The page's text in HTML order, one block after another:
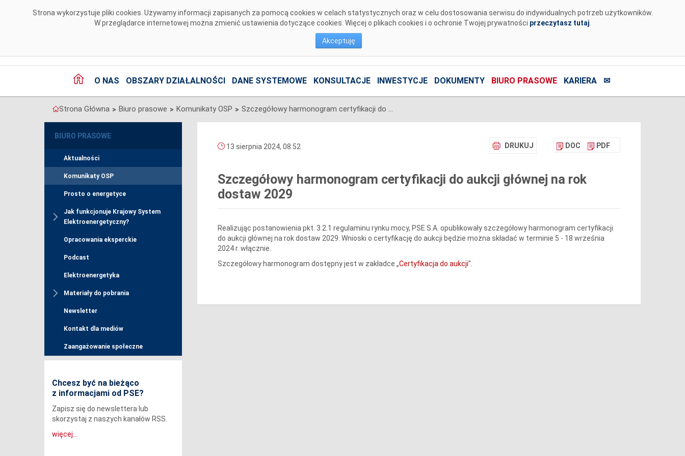
Strona wykorzystuje pliki cookies. Używamy informacji zapisanych za pomocą cookies w celach statystycznych oraz w celu dostosowania serwisu do indywidualnych potrzeb użytkowników.
W przeglądarce internetowej można zmienić ustawienia dotyczące cookies. Więcej o plikach cookies i o ochronie Twojej prywatności przeczytasz tutaj
Akceptuję
O NAS OBSZARY DZIAŁALNOŚCI DANE SYSTEMOWE KONSULTACJE INWESTYCJE DOKUMENTY BIURO PRASOWE KARIERA ✉
Strona Główna > Biuro prasowe > Komunikaty OSP > Szczegółowy harmonogram certyfikacji do aukcji głównej na rok dostaw 2029
BIURO PRASOWE
Aktualności
Komunikaty OSP
Prosto o energetyce
Jak funkcjonuje Krajowy System
Elektroenergetyczny?
Opracowania eksperckie
Podcast
Elektroenergetyka
Materiały do pobrania
Newsletter
Kontakt dla mediów
Zaangażowanie społeczne
Chcesz być na bieżąco
z informacjami od PSE?
Zapisz się do newslettera lub
skorzystaj z naszych kanałów RSS.
więcej...
DRUKUJ DOC PDF
13 sierpnia 2024, 08:52
Szczegółowy harmonogram certyfikacji do aukcji głównej na rok
dostaw 2029
Realizując postanowienia pkt. 3.2.1 regulaminu rynku mocy, PSE S.A. opublikowały szczegółowy harmonogram certyfikacji
do aukcji głównej na rok dostaw 2029. Wnioski o certyfikację do aukcji będzie można składać w terminie 5 - 18 września
2024 r. włącznie.
Szczegółowy harmonogram dostępny jest w zakładce „Certyfikacja do aukcji”.